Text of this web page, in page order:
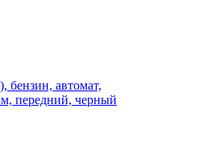
бензин, автомат,
передний, черный